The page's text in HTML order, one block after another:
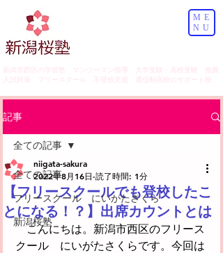
​新潟市西区の学習塾 マンツーマン指導 大学受験・高校受験 推薦
入試対策 フリースクール 不登校支援 通信制高校のサポート校
ME
NU
記事
全ての記事
フリースクール にいがたさくら
新潟桜塾
全ての記事
【フリースクールでも登校したこ
とになる！？】出席カウントとは
niigata-sakura
2022年8月16日 読了時間: 1分
こんにちは。新潟市西区のフリース
クール　にいがたさくらです。今回は